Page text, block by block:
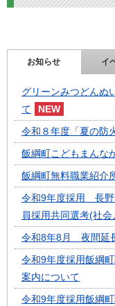
お知らせ イ
グリーンみつどんぬ
て
令和８年度「夏の防
飯綱町こどもまんな
飯綱町無料職業紹介
令和9年度採用 長野
員採用共同選考(社
令和8年8月 夜間延
令和9年度採用飯綱
案内について
令和9年度採用飯綱